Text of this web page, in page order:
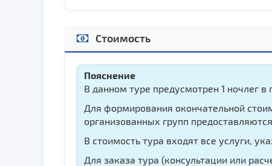
Стоимость
Пояснение
В данном туре предусмотрен 1 ночлег в
Для формирования окончательной
организованных групп
В стоимость тура входят все услуги,
Для заказа тура (консультации или